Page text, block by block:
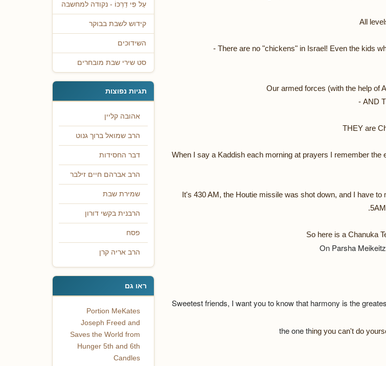
All
There are no "chickens" in Israel! Even the kids
Our armed forces (with the help of
AND
THEY are
When I say a Kaddish each morning at prayers I remember the
It's 430 AM, the Houtie missile was shot down, and I have
So here is a Chanuka
On Parsha
Sweetest friends, I want you to know that harmony is the
the one thing you can't do
עַל פִּי דַרְכּוֹ - נקודה למחשבה
קידוש לשבת בבוקר
השידוכים
סט שירי שבת מובחרים
תגיות נפוצות
אהובה קליין
הרב שמואל ברוך גנוט
דבר החסידות
הרב אברהם חיים זילבר
שמירת שבת
הרבנית בקשי דורון
פסח
הרב אריה קרן
ראו גם
Portion MeKates
Joseph Freed and
Saves the World from
Hunger 5th and 6th
Candles